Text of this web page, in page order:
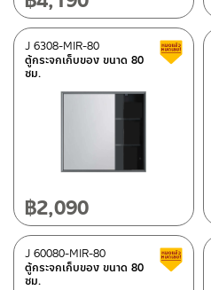
ตู้กระจกเก็บของ ขนาด 80
ซม.
J 6308-MIR-80
฿2,090
ตู้กระจกเก็บของ ขนาด 80
ซม.
J 60080-MIR-80